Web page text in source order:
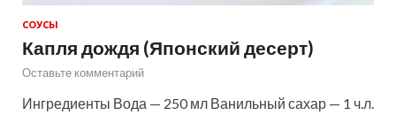
СОУСЫ
Капля дождя (Японский десерт)
Оставьте комментарий
Ингредиенты Вода — 250 мл Ванильный сахар — 1 ч.л.